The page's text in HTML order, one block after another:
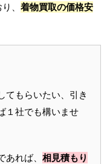
、 着物買取の価格安
てもらいたい、引き
１社でも構いませ
れば、 相見積もり